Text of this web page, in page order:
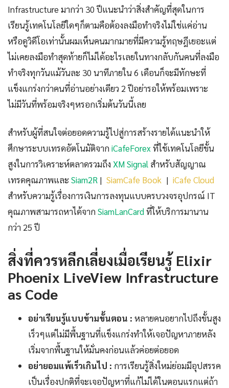
Infrastructure มากว่า 30 ปีแนะนำว่าสิ่งสำคัญที่สุดในการ
เรียนรู้เทคโนโลยีใดๆก็ตามคือต้องลงมือทำจริงไม่ใช่แค่อ่าน
หรือดูวิดีโอเท่านั้นผมเห็นคนมากมายที่มีความรู้ทฤษฎีเยอะแต่
ไม่เคยลงมือทำสุดท้ายก็ไม่ได้อะไรเลยในทางกลับกันคนที่ลงมือ
ทำจริงทุกวันแม้วันละ 30 นาทีภายใน 6 เดือนก็จะมีทักษะที่
แข็งแกร่งกว่าคนที่อ่านอย่างเดียว 2 ปีอย่ารอให้พร้อมเพราะ
ไม่มีวันที่พร้อมจริงๆหรอกเริ่มต้นวันนี้เลย
สำหรับผู้ที่สนใจต่อยอดความรู้ไปสู่การสร้างรายได้แนะนำให้
ศึกษาระบบเทรดอัตโนมัติจากiCafeForex ที่ใช้เทคโนโลยีขั้น
สูงในการวิเคราะห์ตลาดรวมถึง XM Signal สำหรับสัญญาณ
เทรดคุณภาพและ Siam2R | SiamCafe Book | iCafe Cloud
สำหรับความรู้เรื่องการเงินการลงทุนแบบครบวงจรอุปกรณ์ IT
คุณภาพสามารถหาได้จากSiamLanCardที่ให้บริการมานาน
กว่า 25 ปี
สิ่งที่ควรหลีกเลี่ยงเมื่อเรียนรู้ Elixir
Phoenix LiveView Infrastructure
as Code
อย่าเรียนรู้แบบข้ามขั้นตอน : หลายคนอยากไปถึงขั้นสูง
เร็วๆแต่ไม่มีพื้นฐานที่แข็งแกร่งทำให้เจอปัญหาภายหลัง
เริ่มจากพื้นฐานให้มั่นคงก่อนแล้วค่อยต่อยอด
อย่ายอมแพ้เร็วเกินไป : การเรียนรู้สิ่งใหม่ย่อมมีอุปสรรค
เป็นเรื่องปกติที่จะเจอปัญหาที่แก้ไม่ได้ในตอนแรกแต่ถ้า